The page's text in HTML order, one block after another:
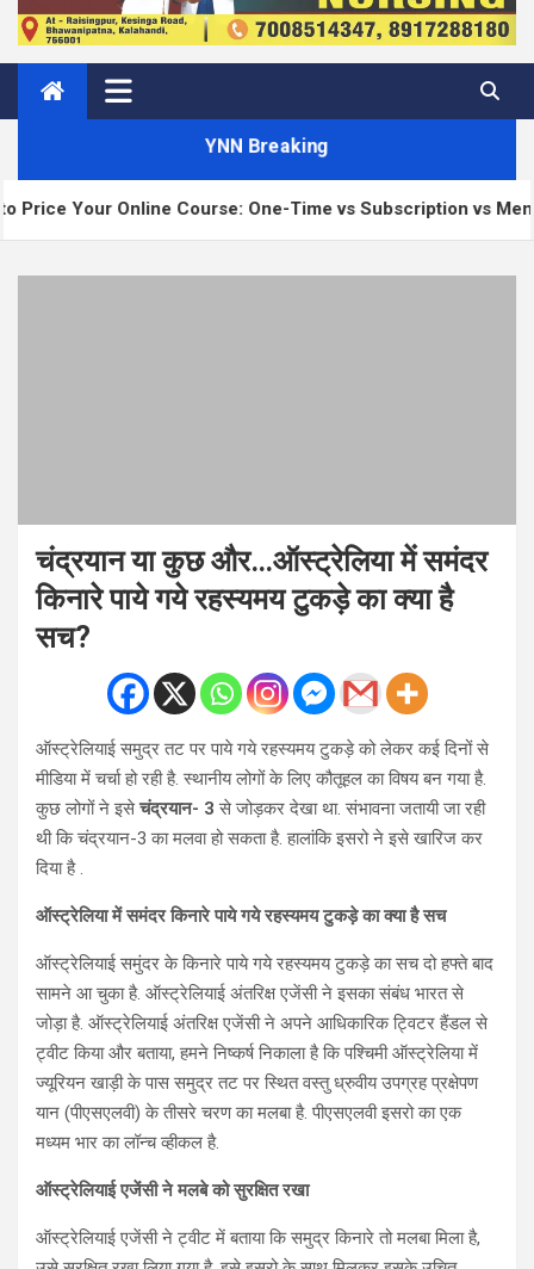
YNN Breaking
One-Time vs Subscription vs Membership
चंद्रयान या कुछ और…ऑस्ट्रेलिया में समंदर
किनारे पाये गये रहस्यमय टुकड़े का क्या है
सच?
ऑस्ट्रेलियाई समुद्र तट पर पाये गये रहस्यमय टुकड़े को लेकर कई दिनों से
मीडिया में चर्चा हो रही है. स्थानीय लोगों के लिए कौतूहल का विषय बन गया है.
कुछ लोगों ने इसेचंद्रयान- 3 से जोड़कर देखा था. संभावना जतायी जा रही
थी कि चंद्रयान-3 का मलवा हो सकता है. हालांकि इसरो ने इसे खारिज कर
दिया है .
ऑस्ट्रेलिया में समंदर किनारे पाये गये रहस्यमय टुकड़े का क्या है सच
ऑस्ट्रेलियाई समुंदर के किनारे पाये गये रहस्यमय टुकड़े का सच दो हफ्ते बाद
सामने आ चुका है. ऑस्ट्रेलियाई अंतरिक्ष एजेंसी ने इसका संबंध भारत से
जोड़ा है. ऑस्ट्रेलियाई अंतरिक्ष एजेंसी ने अपने आधिकारिक ट्विटर हैंडल से
ट्वीट किया और बताया, हमने निष्कर्ष निकाला है कि पश्चिमी ऑस्ट्रेलिया में
ज्यूरियन खाड़ी के पास समुद्र तट पर स्थित वस्तु ध्रुवीय उपग्रह प्रक्षेपण
यान (पीएसएलवी) के तीसरे चरण का मलबा है. पीएसएलवी इसरो का एक
मध्यम भार का लॉन्च व्हीकल है.
ऑस्ट्रेलियाई एजेंसी ने मलबे को सुरक्षित रखा
ऑस्ट्रेलियाई एजेंसी ने ट्वीट में बताया कि समुद्र किनारे तो मलबा मिला है,